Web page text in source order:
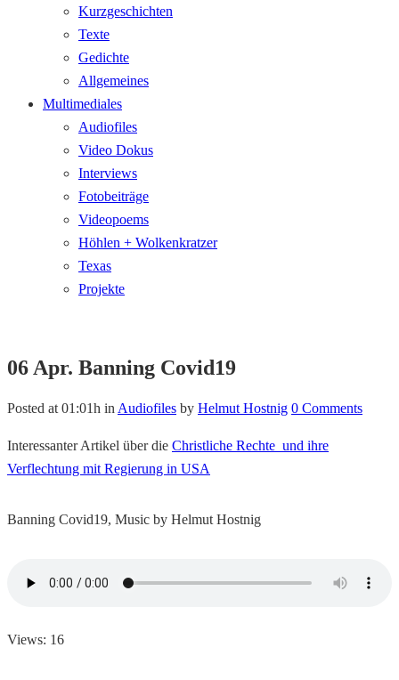
Kurzgeschichten
Texte
Gedichte
Allgemeines
Multimediales
Audiofiles
Video Dokus
Interviews
Fotobeiträge
Videopoems
Höhlen + Wolkenkratzer
Texas
Projekte
06 Apr. Banning Covid19
Posted at 01:01h in Audiofiles by Helmut Hostnig 0 Comments
Interessanter Artikel über die Christliche Rechte und ihre
Verflechtung mit Regierung in USA
Banning Covid19, Music by Helmut Hostnig
Views: 16